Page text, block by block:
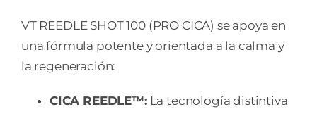
VT REEDLE SHOT 100 (PRO CICA) se apoya en
una fórmula potente y orientada a la calma y
la regeneración:
CICA REEDLE™:La tecnología distintiva